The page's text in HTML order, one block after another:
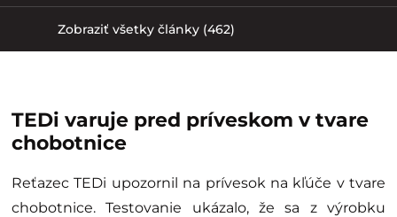
Zobraziť všetky články (462)
TEDi varuje pred príveskom v tvare
chobotnice
Reťazec TEDi upozornil na prívesok na kľúče v tvare
chobotnice. Testovanie ukázalo, že sa z výrobku